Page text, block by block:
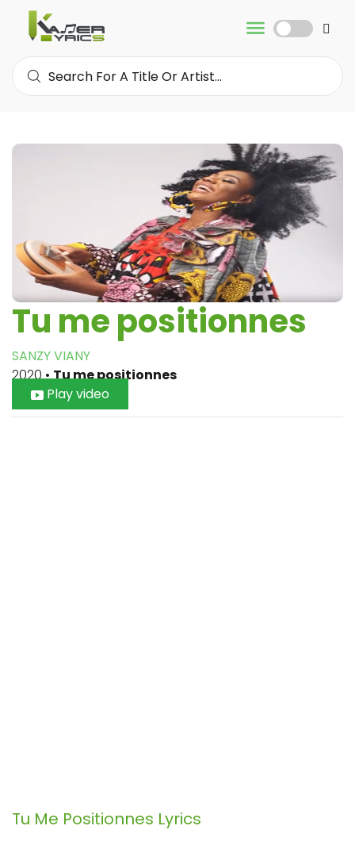
Tu me positionnes
SANZY VIANY
2020•Tu me positionnes
Play video
Tu Me Positionnes Lyrics